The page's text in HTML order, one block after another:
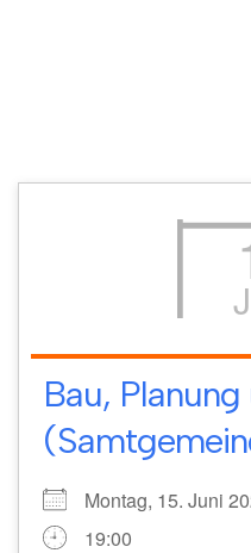
Bau,
Montag, 15. Juni
19:00